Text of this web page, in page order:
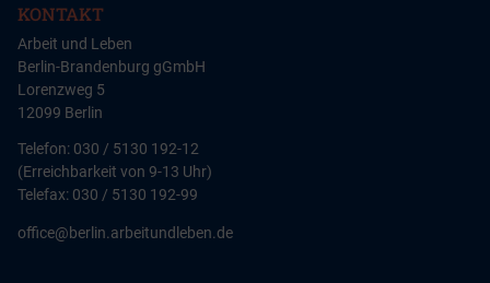
KONTAKT
Arbeit und Leben
Berlin-Brandenburg gGmbH
Lorenzweg 5
12099 Berlin
Telefon: 030 / 5130 192-12
(Erreichbarkeit von 9-13 Uhr)
Telefax: 030 / 5130 192-99
office@berlin.arbeitundleben.de